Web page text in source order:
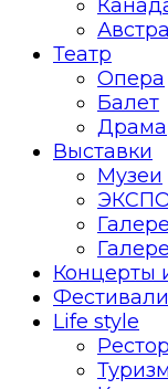
Театр
Опера
Балет
Драма
Выставки
Музеи
Концерты
Фестивали
Life style
Туризм